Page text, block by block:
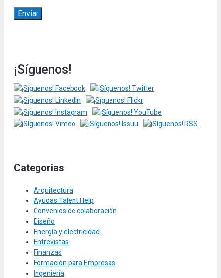
¡Síguenos!
Categorias
Arquitectura
Ayudas Talent Help
Convenios de colaboración
Diseño
Energía y electricidad
Entrevistas
Finanzas
Formación para Empresas
Ingeniería